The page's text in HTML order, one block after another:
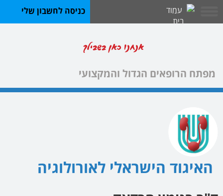
כניסה לחשבון שלי
אנחנו כאן בשבילך
מפתח הרופאים הגדול והמקצועי
האיגוד הישראלי לאורולוגיה